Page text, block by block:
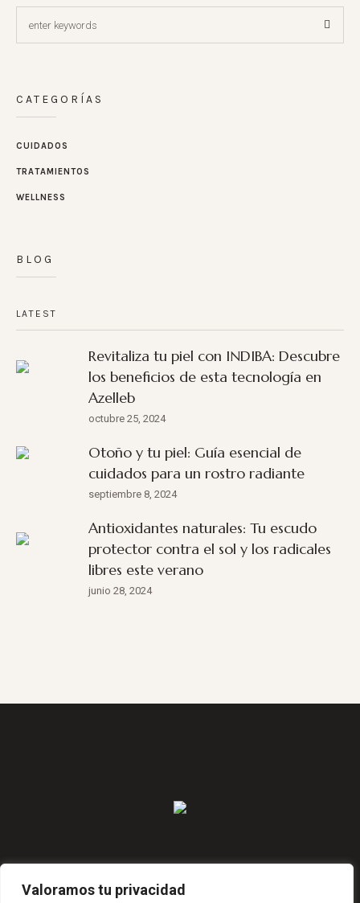
Valoramos tu privacidad
CATEGORÍAS
CUIDADOS
TRATAMIENTOS
WELLNESS
BLOG
LATEST
Revitaliza tu piel con INDIBA: Descubre
los beneficios de esta tecnología en
Azelleb
octubre 25, 2024
Otoño y tu piel: Guía esencial de
cuidados para un rostro radiante
septiembre 8, 2024
Antioxidantes naturales: Tu escudo
protector contra el sol y los radicales
libres este verano
junio 28, 2024